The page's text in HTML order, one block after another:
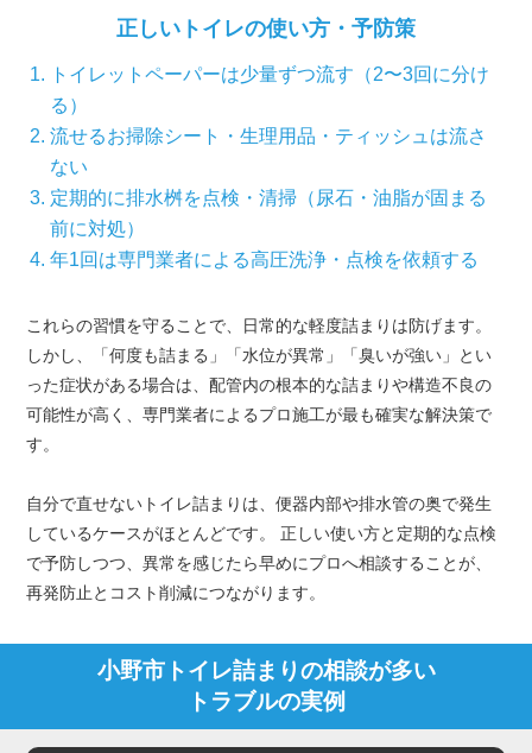
正しいトイレの使い方・予防策
トイレットペーパーは少量ずつ流す（2〜3回に分け
る）
流せるお掃除シート・生理用品・ティッシュは流さ
ない
定期的に排水桝を点検・清掃（尿石・油脂が固まる
前に対処）
年1回は専門業者による高圧洗浄・点検を依頼する
これらの習慣を守ることで、日常的な軽度詰まりは防げます。
しかし、「何度も詰まる」「水位が異常」「臭いが強い」とい
った症状がある場合は、配管内の根本的な詰まりや構造不良の
可能性が高く、専門業者によるプロ施工が最も確実な解決策で
す。
自分で直せないトイレ詰まりは、便器内部や排水管の奥で発生
しているケースがほとんどです。 正しい使い方と定期的な点検
で予防しつつ、異常を感じたら早めにプロへ相談することが、
再発防止とコスト削減につながります。
小野市トイレ詰まりの相談が多い
トラブルの実例